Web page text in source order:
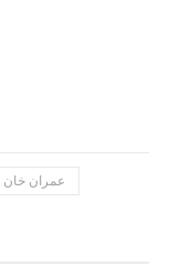
عمران خان